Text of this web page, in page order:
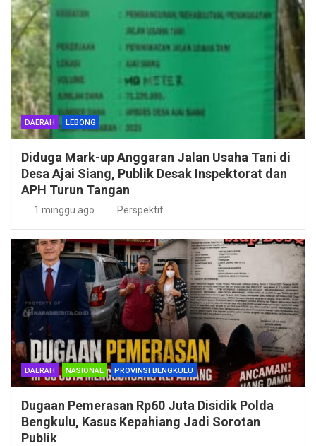
DAERAH LEBONG
Diduga Mark-up Anggaran Jalan Usaha Tani di
Desa Ajai Siang, Publik Desak Inspektorat dan
APH Turun Tangan
1 minggu ago Perspektif
DAERAH NASIONAL PROVINSI BENGKULU
Dugaan Pemerasan Rp60 Juta Disidik Polda
Bengkulu, Kasus Kepahiang Jadi Sorotan
Publik